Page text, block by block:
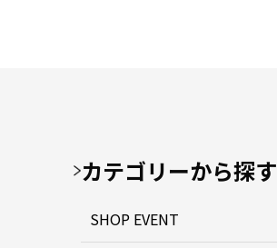
カテゴリーから探す
SHOP EVENT